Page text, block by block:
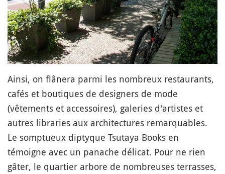
Ainsi, on flânera parmi les nombreux restaurants,
cafés et boutiques de designers de mode
(vêtements et accessoires), galeries d'artistes et
autres libraries aux architectures remarquables.
Le somptueux diptyque Tsutaya Books en
témoigne avec un panache délicat. Pour ne rien
gâter, le quartier arbore de nombreuses terrasses,